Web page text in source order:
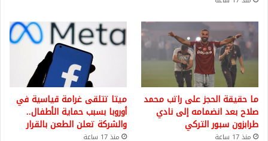
ما حقيقة الحجز على راتب محمد
صلاح بعد انضمامه إلى نادي
طرابزون سبور التركي
منذ 17 ساعة
ميتا تتلقى غرامة قياسية في
أوروبا بسبب حماية الأطفال..
والشركة تعلن الطعن بالقرار
منذ 17 ساعة